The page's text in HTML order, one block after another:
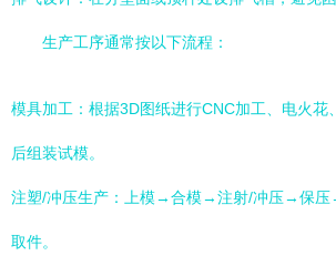
生产工序通常按以下流程：
模具加工：根据3D图纸进行CNC加工、电火花
后组装试模。
注塑/冲压生产：上模→合模→注射/冲压→保
取件。